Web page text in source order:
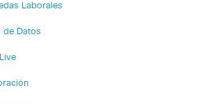
Laborales
de Datos